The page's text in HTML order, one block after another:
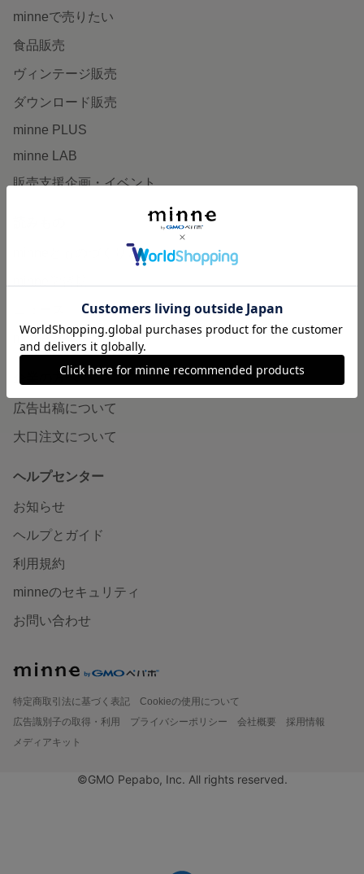
minneで売りたい
食品販売
ヴィンテージ販売
ダウンロード販売
minne PLUS
minne LAB
販売支援企画・イベント
minneとものづくりと
minneの本
企業の方へ
広告出稿について
大口注文について
ヘルプセンター
お知らせ
ヘルプとガイド
利用規約
minneのセキュリティ
お問い合わせ
特定商取引法に基づく表記
Cookieの使用について
広告識別子の取得・利用
プライバシーポリシー 会社概要
採用情報
メディアキット
©GMO Pepabo, Inc. All rights reserved.